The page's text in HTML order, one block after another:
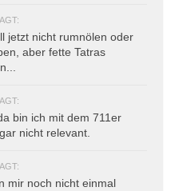
jetzt nicht rumnölen oder
aber fette Tatras
bin ich mit dem 711er
nicht relevant.
mir noch nicht einmal